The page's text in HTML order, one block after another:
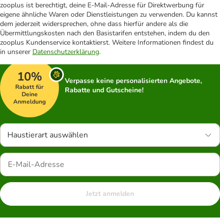
zooplus ist berechtigt, deine E-Mail-Adresse für Direktwerbung für
eigene ähnliche Waren oder Dienstleistungen zu verwenden. Du kannst
dem jederzeit widersprechen, ohne dass hierfür andere als die
Übermittlungskosten nach den Basistarifen entstehen, indem du den
zooplus Kundenservice kontaktierst. Weitere Informationen findest du
in unserer Datenschutzerklärung.
10%
Rabatt für
Deine
Anmeldung
Verpasse keine personalisierten Angebote,
Rabatte und Gutscheine!
Haustierart auswählen
Jetzt anmelden